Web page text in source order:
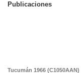
Publicaciones
Tucumán 1966 (C1050AAN)